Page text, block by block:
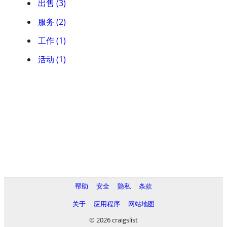
出售 (3)
服务 (2)
工作 (1)
活动 (1)
帮助 安全 隐私
条款
关于
应用程序
网站地图
© 2026 craigslist